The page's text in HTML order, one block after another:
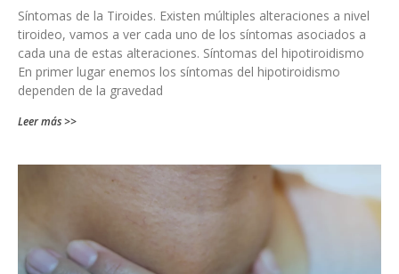
Síntomas de la Tiroides. Existen múltiples alteraciones a nivel
tiroideo, vamos a ver cada uno de los síntomas asociados a
cada una de estas alteraciones. Síntomas del hipotiroidismo
En primer lugar enemos los síntomas del hipotiroidismo
dependen de la gravedad
Leer más >>